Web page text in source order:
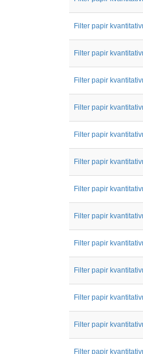
Filter papir
Filter papir
Filter papir
Filter papir
Filter papir
Filter papir
Filter papir
Filter papir
Filter papir
Filter papir
Filter papir
Filter papir
Filter papir